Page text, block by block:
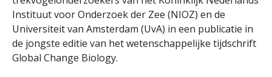
Instituut voor Onderzoek der Zee (NIOZ) en de
Universiteit van Amsterdam (UvA) in een publicatie in
de jongste editie van het wetenschappelijke tijdschrift
Global Change Biology.